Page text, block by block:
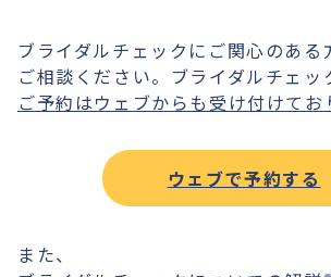
ブライダルチェックにご関心のある
ご相談ください。ブライダルチェッ
ご予約はウェブからも受け付けてお
ウェブで予約する
また、